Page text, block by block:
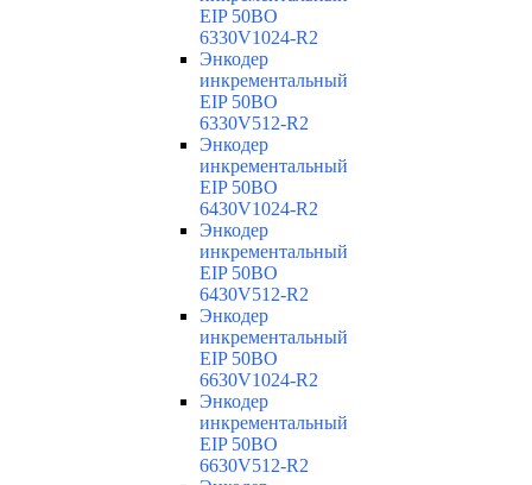
EIP 50BO
6330V1024-R2
Энкодер
инкрементальный
EIP 50BO
6330V512-R2
Энкодер
инкрементальный
EIP 50BO
6430V1024-R2
Энкодер
инкрементальный
EIP 50BO
6430V512-R2
Энкодер
инкрементальный
EIP 50BO
6630V1024-R2
Энкодер
инкрементальный
EIP 50BO
6630V512-R2